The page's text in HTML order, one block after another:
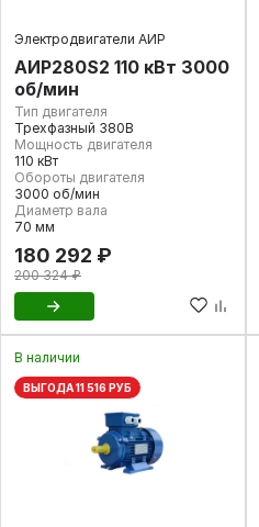
Электродвигатели АИР
АИР280S2 110 кВт 3000
об/мин
Тип двигателя
Трехфазный 380В
Мощность двигателя
110 кВт
Обороты двигателя
3000 об/мин
Диаметр вала
70 мм
180 292 ₽
200 324 ₽
В наличии
ВЫГОДА 11 516 РУБ